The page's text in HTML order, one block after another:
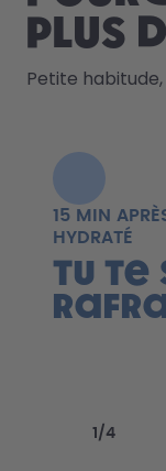
plus
Petite
15 MIN
HYDRATÉ
Tu te
1 /4